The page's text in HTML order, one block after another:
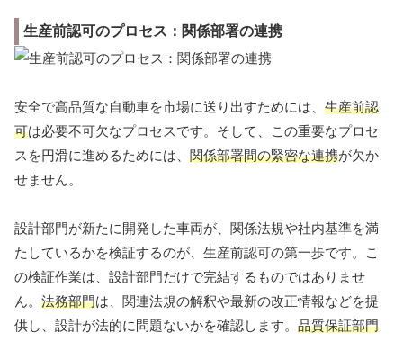
生産前認可のプロセス：関係部署の連携
安全で高品質な自動車を市場に送り出すためには、 生産前認
可は必要不可欠なプロセスです。そして、この重要なプロセ
スを円滑に進めるためには、 関係部署間の緊密な連携が欠か
せません。
設計部門が新たに開発した車両が、関係法規や社内基準を満
たしているかを検証するのが、生産前認可の第一歩です。こ
の検証作業は、設計部門だけで完結するものではありませ
ん。 法務部門は、関連法規の解釈や最新の改正情報などを提
供し、設計が法的に問題ないかを確認します。 品質保証部門